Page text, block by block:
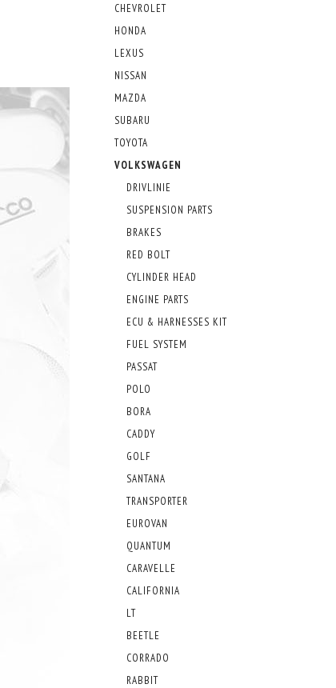
CHEVROLET
HONDA
LEXUS
NISSAN
MAZDA
SUBARU
TOYOTA
VOLKSWAGEN
DRIVLINIE
SUSPENSION PARTS
BRAKES
RED BOLT
CYLINDER HEAD
ENGINE PARTS
ECU & HARNESSES KIT
FUEL SYSTEM
PASSAT
POLO
BORA
CADDY
GOLF
SANTANA
TRANSPORTER
EUROVAN
QUANTUM
CARAVELLE
CALIFORNIA
LT
BEETLE
CORRADO
RABBIT